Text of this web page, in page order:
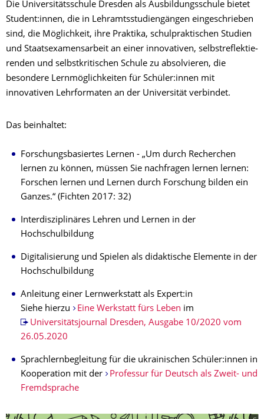
Die Universitätsschule Dresden als Aus­bil­dungs­schule bietet
Student:innen, die in Lehramts­studien­gängen eingeschrieben
sind, die Möglichkeit, ihre Praktika, schul­prakti­schen Studien
und Staats­examens­arbeit an einer innovativen, selbst­reflektie­
renden und selbstkritischen Schule zu absolvieren, die
besondere Lern­möglich­keiten für Schüler:innen mit
innovativen Lehrformaten an der Universität verbindet.
Das beinhaltet:
Forschungsbasiertes Lernen - „Um durch Recherchen
lernen zu können, müssen Sie nachfragen lernen lernen:
Forschen lernen und Lernen durch Forschung bilden ein
Ganzes.“ (Fichten 2017: 32)
Interdisziplinäres Lehren und Lernen in der
Hochschulbildung
Digitalisierung und Spielen als didaktische Elemente in der
Hochschulbildung
Anleitung einer Lernwerkstatt als Expert:in
Siehe hierzu
Eine Werkstatt fürs Leben im
Universitätsjournal Dresden, Ausgabe 10/2020 vom
26.05.2020
Sprachlernbegleitung für die ukrainischen Schüler:innen in
Kooperation mit der
Professur für Deutsch als Zweit- und
Fremdsprache